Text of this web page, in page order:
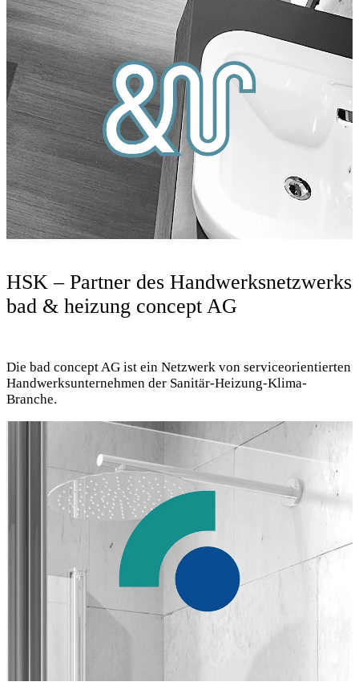
HSK – Partner des Handwerksnetzwerks
bad & heizung concept AG
Die bad concept AG ist ein Netzwerk von serviceorientierten
Handwerksunternehmen der Sanitär-Heizung-Klima-
Branche.